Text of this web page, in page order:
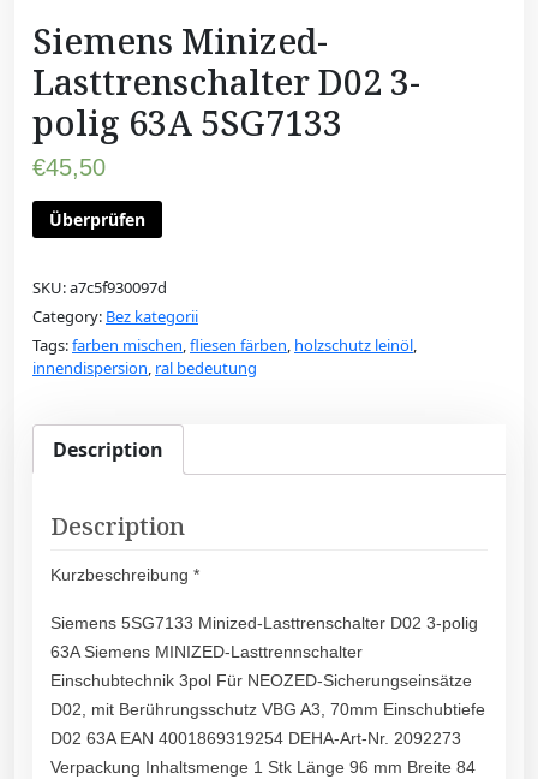
Siemens Minized-
Lasttrenschalter D02 3-
polig 63A 5SG7133
€45,50
Überprüfen
SKU:a7c5f930097d
Category: Bez kategorii
Tags:farben mischen,fliesen färben, holzschutz leinöl,
innendispersion, ral bedeutung
Description
Description
Kurzbeschreibung *
Siemens 5SG7133 Minized-Lasttrenschalter D02 3-polig
63A Siemens MINIZED-Lasttrennschalter
Einschubtechnik 3pol Für NEOZED-Sicherungseinsätze
D02, mit Berührungsschutz VBG A3, 70mm Einschubtiefe
D02 63A EAN 4001869319254 DEHA-Art-Nr. 2092273
Verpackung Inhaltsmenge 1 Stk Länge 96 mm Breite 84